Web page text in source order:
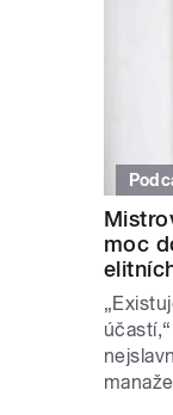
moc